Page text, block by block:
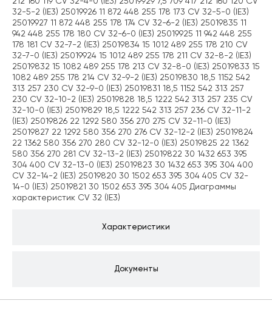
Характеристики
Документы
32-5-2 (IE3) 25019926 11 872 448 255 178 173 CV 32-5-0 (IE3)
25019927 11 872 448 255 178 174 CV 32-6-2 (IE3) 25019835 11
942 448 255 178 180 CV 32-6-0 (IE3) 25019925 11 942 448 255
178 181 CV 32-7-2 (IE3) 25019834 15 1012 489 255 178 210 CV
32-7-0 (IE3) 25019924 15 1012 489 255 178 211 CV 32-8-2 (IE3)
25019832 15 1082 489 255 178 213 CV 32-8-0 (IE3) 25019833 15
1082 489 255 178 214 CV 32-9-2 (IE3) 25019830 18,5 1152 542
313 257 230 CV 32-9-0 (IE3) 25019831 18,5 1152 542 313 257
230 CV 32-10-2 (IE3) 25019828 18,5 1222 542 313 257 235 CV
32-10-0 (IE3) 25019829 18,5 1222 542 313 257 236 CV 32-11-2
(IE3) 25019826 22 1292 580 356 270 275 CV 32-11-0 (IE3)
25019827 22 1292 580 356 270 276 CV 32-12-2 (IE3) 25019824
22 1362 580 356 270 280 CV 32-12-0 (IE3) 25019825 22 1362
580 356 270 281 CV 32-13-2 (IE3) 25019822 30 1432 653 395
304 400 CV 32-13-0 (IE3) 25019823 30 1432 653 395 304 400
CV 32-14-2 (IE3) 25019820 30 1502 653 395 304 405 CV 32-
14-0 (IE3) 25019821 30 1502 653 395 304 405 Диаграммы
характеристик CV 32 (IE3)